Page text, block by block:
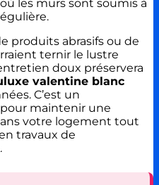
les murs sont soumis à
produits abrasifs ou de
ternir le lustre
doux préservera
valentine blanc
C’est un
maintenir une
votre logement tout
travaux de